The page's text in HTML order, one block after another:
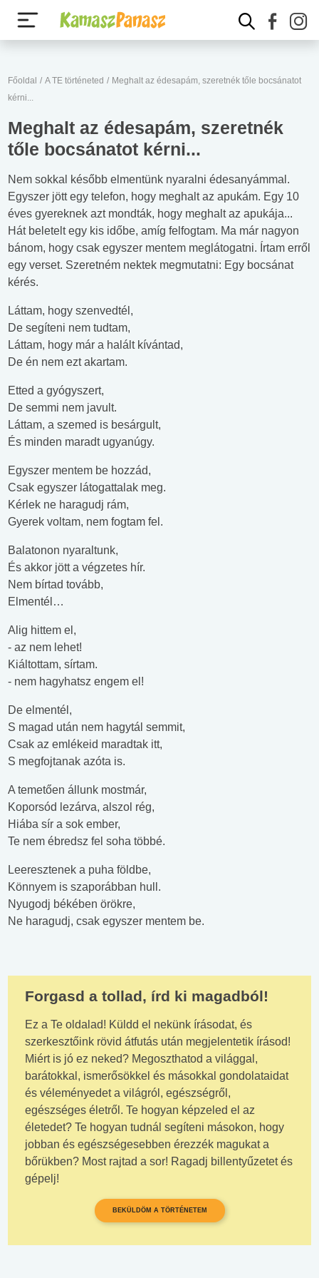
Főoldal / A TE történeted / Meghalt az édesapám, szeretnék tőle bocsánatot
kérni...
Meghalt az édesapám, szeretnék
tőle bocsánatot kérni...
Nem sokkal később elmentünk nyaralni édesanyámmal.
Egyszer jött egy telefon, hogy meghalt az apukám. Egy 10
éves gyereknek azt mondták, hogy meghalt az apukája...
Hát beletelt egy kis időbe, amíg felfogtam. Ma már nagyon
bánom, hogy csak egyszer mentem meglátogatni. Írtam erről
egy verset. Szeretném nektek megmutatni: Egy bocsánat
kérés.
Láttam, hogy szenvedtél,
De segíteni nem tudtam,
Láttam, hogy már a halált kívántad,
De én nem ezt akartam.
Etted a gyógyszert,
De semmi nem javult.
Láttam, a szemed is besárgult,
És minden maradt ugyanúgy.
Egyszer mentem be hozzád,
Csak egyszer látogattalak meg.
Kérlek ne haragudj rám,
Gyerek voltam, nem fogtam fel.
Balatonon nyaraltunk,
És akkor jött a végzetes hír.
Nem bírtad tovább,
Elmentél…
Alig hittem el,
- az nem lehet!
Kiáltottam, sírtam.
- nem hagyhatsz engem el!
De elmentél,
S magad után nem hagytál semmit,
Csak az emlékeid maradtak itt,
S megfojtanak azóta is.
A temetően állunk mostmár,
Koporsód lezárva, alszol rég,
Hiába sír a sok ember,
Te nem ébredsz fel soha többé.
Leeresztenek a puha földbe,
Könnyem is szaporábban hull.
Nyugodj békében örökre,
Ne haragudj, csak egyszer mentem be.
Forgasd a tollad, írd ki magadból!
Ez a Te oldalad! Küldd el nekünk írásodat, és
szerkesztőink rövid átfutás után megjelentetik írásod!
Miért is jó ez neked? Megoszthatod a világgal,
barátokkal, ismerősökkel és másokkal gondolataidat
és véleményedet a világról, egészségről,
egészséges életről. Te hogyan képzeled el az
életedet? Te hogyan tudnál segíteni másokon, hogy
jobban és egészségesebben érezzék magukat a
bőrükben? Most rajtad a sor! Ragadj billentyűzetet és
gépelj!
BEKÜLDÖM A TÖRTÉNETEM